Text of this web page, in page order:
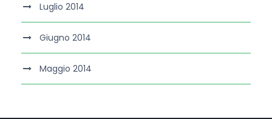
Luglio 2014
Giugno 2014
Maggio 2014